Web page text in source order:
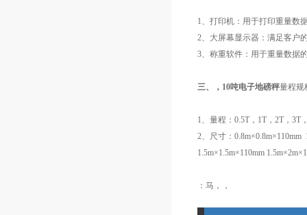
1、打印机：用于打印重量数
2、大屏幕显示器：满足客户
3、称重软件：用于重量数据
三、，10吨电子地磅秤量程规
1、量程：0.5T，1T，2T，3T
2、尺寸：0.8m×0.8m×110mm
1.5m×1.5m×110mm
：马，，